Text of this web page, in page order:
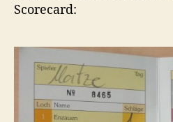
Scorecard: